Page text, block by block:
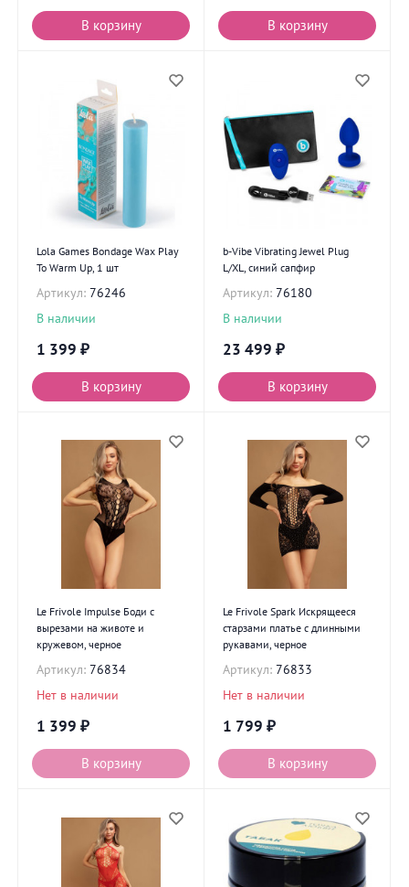
В корзину В корзину
Lola Games Bondage Wax Play
To Warm Up, 1 шт
Артикул: 76246
В наличии
1 399 ₽
В корзину
b-Vibe Vibrating Jewel Plug
L/XL, синий сапфир
Артикул: 76180
В наличии
23 499 ₽
В корзину
Le Frivole Impulse Боди с
вырезами на животе и
кружевом, черное
Артикул: 76834
Нет в наличии
1 399 ₽
В корзину
Le Frivole Spark Искрящееся
старзами платье с длинными
рукавами, черное
Артикул: 76833
Нет в наличии
1 799 ₽
В корзину